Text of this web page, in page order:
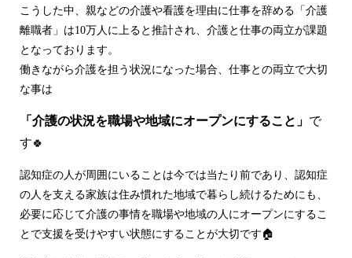
こうした中、親などの介護や看護を理由に仕事を辞める「介護
離職者」は10万人に上ると推計され、介護と仕事の両立が課題
となっております。
働きながら介護を担う状況になった場合、仕事との両立で大切
な事は
「 介護の状況を職場や地域にオープンにすること」 で
す🍀
認知症の人が周囲にいることは今では当たり前であり、認知症
の人を支える家族は住み慣れた地域で暮らし続けるためにも、
必要に応じて介護の事情を職場や地域の人にオープンにするこ
とで支援を受けやすい状態にすることが大切です🏠